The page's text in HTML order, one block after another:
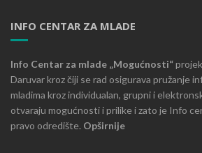
INFO CENTAR ZA MLADE
Info Centar za mlade „Mogućnosti“
Daruvar kroz čiji se rad osigurava pružanje
mladima kroz individualan, grupni i
otvaraju mogućnosti i prilike i zato je Info
pravo odredište. Opširnije